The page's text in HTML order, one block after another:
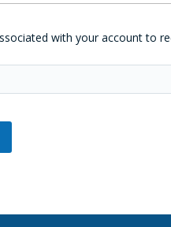
with your account to